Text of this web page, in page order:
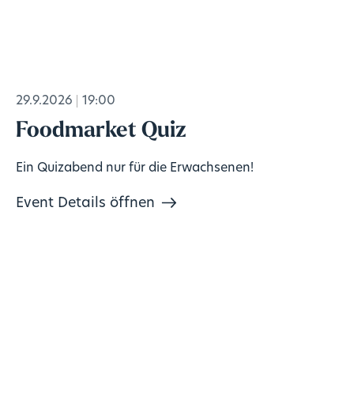
29.9.2026 19:00
Foodmarket Quiz
Ein Quizabend nur für die Erwachsenen!
Event Details öffnen